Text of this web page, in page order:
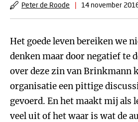
Peter de Roode | 14 november
Het goede leven bereiken we
denken maar door negatief te
over deze zin van Brinkmann
organisatie een pittige
gevoerd. En het maakt mij als
veel uit of het waar is wat de